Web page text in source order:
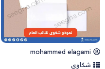
mohammed elagami
شكاوى